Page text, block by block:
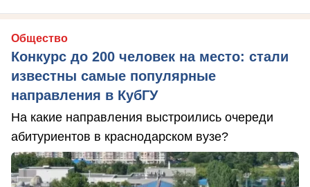
Общество
Конкурс до 200 человек на место: стали
известны самые популярные
направления в КубГУ
На какие направления выстроились очереди
абитуриентов в краснодарском вузе?